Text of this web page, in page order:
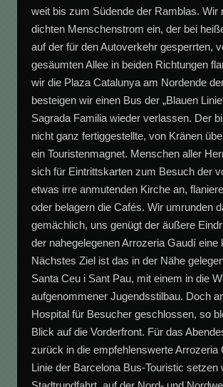
weit bis zum Südende der Ramblas. Wir
dichten Menschenstrom ein, der bei
auf der für den Autoverkehr gesperrten,
gesäumten Allee in beiden Richtungen
wir die Plaza Catalunya am Nordende
besteigen wir einen Bus der „Blauen
Sagrada Familia wieder verlassen. Der
nicht ganz fertiggestellte, von Kränen
ein Touristenmagnet. Menschen aller
sich für Eintrittskarten zum Besuch der
etwas irre anmutenden Kirche an,
oder belagern die Cafés. Wir umrunden
gemächlich, uns genügt der äußere
der nahegelegenen Arrozeria Gaudí eine
Nächstes Ziel ist das in der Nähe
Santa Ceu i Sant Pau, mit einem in die
aufgenommener Jugendsstilbau. Doch
Hospital für Besucher geschlossen, so
Blick auf die Vorderfront. Für das
zurück in die empfehlenswerte Arrozeria
Linie der Barcelona Bus-Touristic setzen